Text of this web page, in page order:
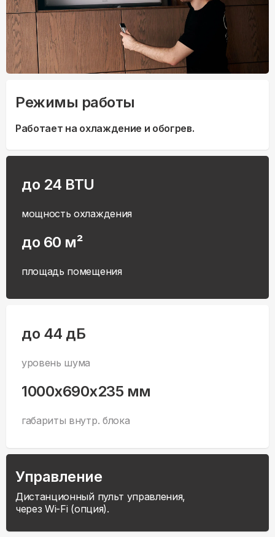
Режимы работы
Работает на охлаждение и обогрев.
до 24 BTU
мощность охлаждения
до 60 м²
площадь помещения
до 44 дБ
уровень шума
1000x690x235 мм
габариты внутр. блока
Управление
Дистанционный пульт управления,
через Wi-Fi (опция).